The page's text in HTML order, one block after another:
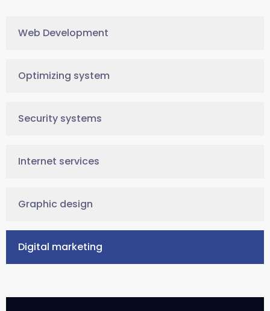
Web Development
Optimizing system
Security systems
Internet services
Graphic design
Digital marketing